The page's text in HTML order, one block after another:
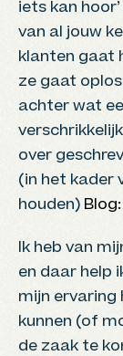
iets kan
van al jouw
klanten gaat
ze gaat
achter wat
over
(in het kader
houden)
Ik heb van
en daar help
mijn ervaring
kunnen (of
de zaak te